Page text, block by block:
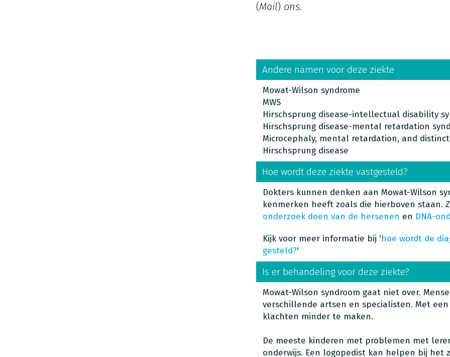
(Mail) ons.
Andere namen voor deze ziekte
Mowat-Wilson syndrome
MWS
Hirschsprung disease-intellectual disability
Hirschsprung disease-mental retardation
Microcephaly, mental retardation, and
Hirschsprung disease
Hoe wordt deze ziekte vastgesteld?
Dokters kunnen denken aan Mowat-Wilson
kenmerken heeft zoals die hierboven staan.
onderzoek doen van de hersenen en DNA-
Kijk voor meer informatie bij 'hoe wordt de
gesteld?'
Is er behandeling voor deze ziekte?
Mowat-Wilson syndroom gaat niet over.
verschillende artsen en specialisten. Met
klachten minder te maken.
De meeste kinderen met problemen met
onderwijs. Een logopedist kan helpen bij het